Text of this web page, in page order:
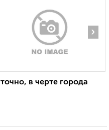
›
в черте города